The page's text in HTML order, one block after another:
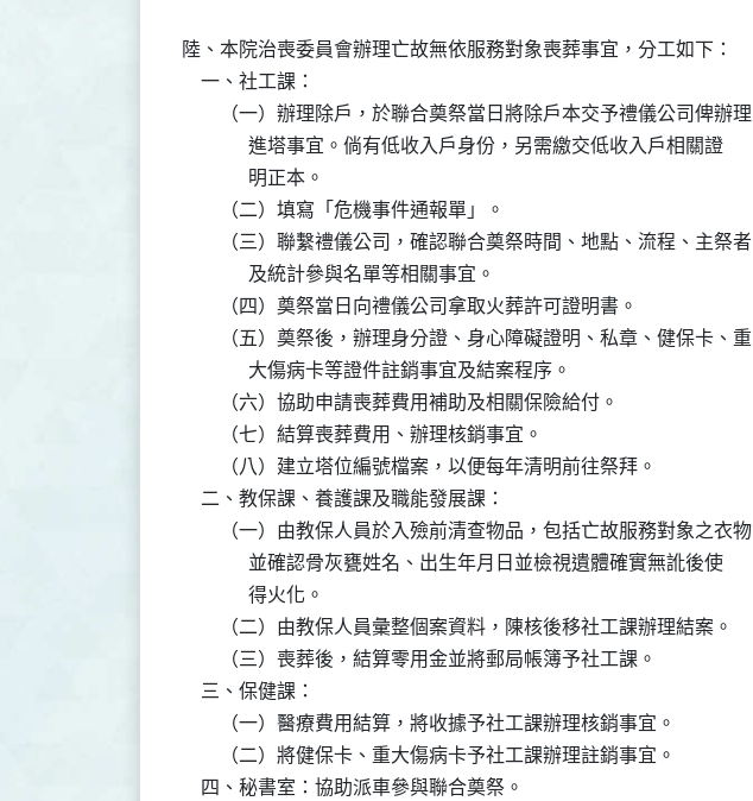
陸、本院治喪委員會辦理亡故無依服務對象喪葬事宜，分工如下：
    一、社工課：
        （一）辦理除戶，於聯合奠祭當日將除戶本交予禮儀公司俾辦理
              進塔事宜。倘有低收入戶身份，另需繳交低收入戶相關證
              明正本。
        （二）填寫「危機事件通報單」。
        （三）聯繫禮儀公司，確認聯合奠祭時間、地點、流程、主祭者
              及統計參與名單等相關事宜。
        （四）奠祭當日向禮儀公司拿取火葬許可證明書。
        （五）奠祭後，辦理身分證、身心障礙證明、私章、健保卡、重
              大傷病卡等證件註銷事宜及結案程序。
        （六）協助申請喪葬費用補助及相關保險給付。
        （七）結算喪葬費用、辦理核銷事宜。
        （八）建立塔位編號檔案，以便每年清明前往祭拜。
    二、教保課、養護課及職能發展課：
        （一）由教保人員於入殮前清查物品，包括亡故服務對象之衣物
              並確認骨灰甕姓名、出生年月日並檢視遺體確實無訛後使
              得火化。
        （二）由教保人員彙整個案資料，陳核後移社工課辦理結案。
        （三）喪葬後，結算零用金並將郵局帳簿予社工課。
    三、保健課：
        （一）醫療費用結算，將收據予社工課辦理核銷事宜。
        （二）將健保卡、重大傷病卡予社工課辦理註銷事宜。